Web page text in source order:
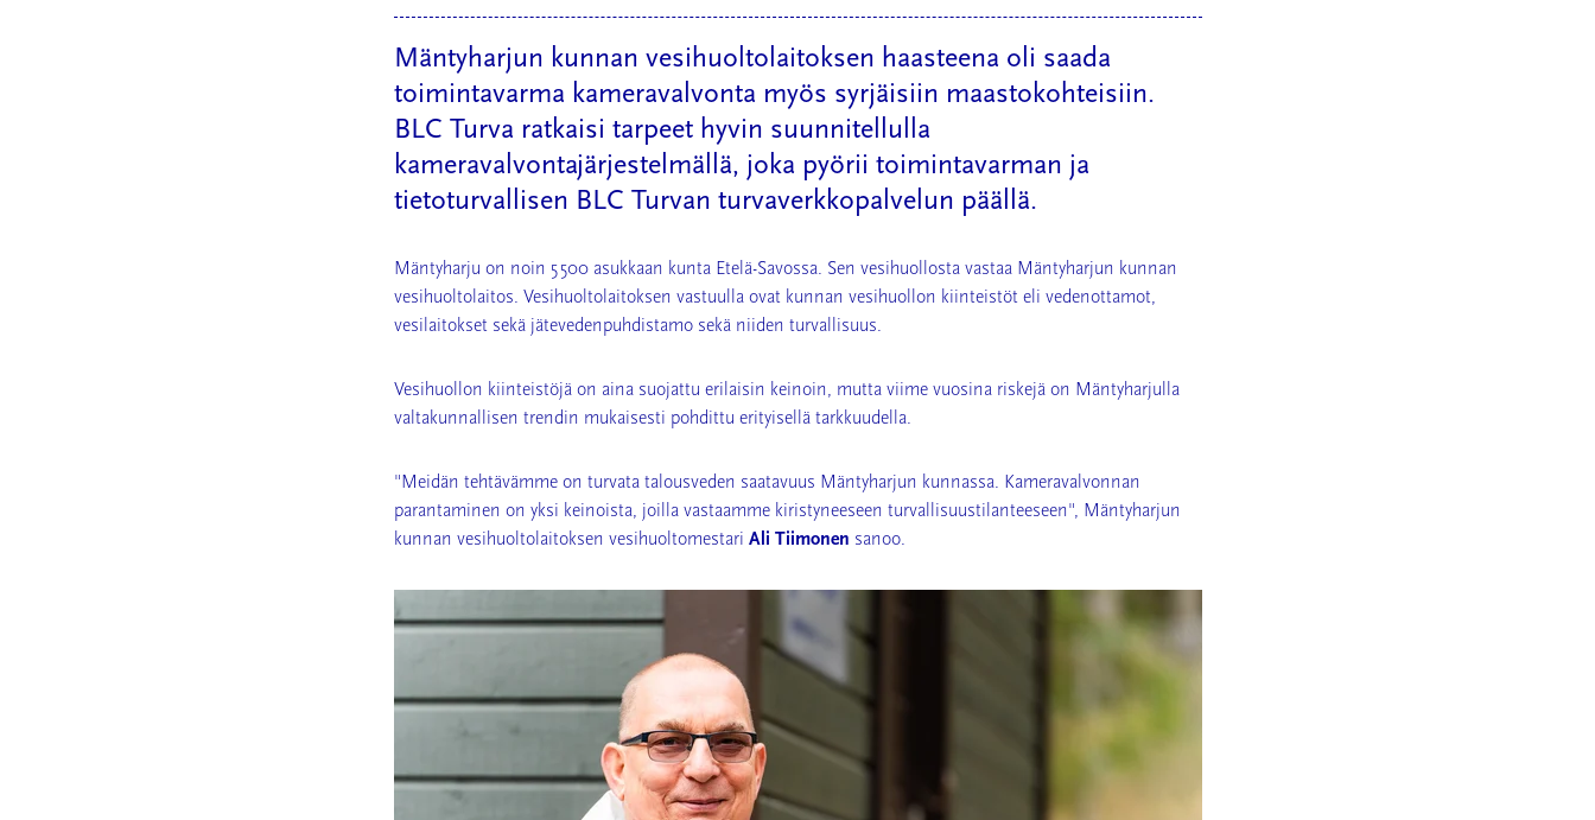
Mäntyharjun kunnan vesihuoltolaitoksen haasteena oli saada
toimintavarma kameravalvonta myös syrjäisiin maastokohteisiin.
BLC Turva ratkaisi tarpeet hyvin suunnitellulla
kameravalvontajärjestelmällä, joka pyörii toimintavarman ja
tietoturvallisen BLC Turvan turvaverkkopalvelun päällä.
Mäntyharju on noin 5 500 asukkaan kunta Etelä-Savossa. Sen vesihuollosta vastaa Mäntyharjun kunnan
vesihuoltolaitos. Vesihuoltolaitoksen vastuulla ovat kunnan vesihuollon kiinteistöt eli vedenottamot,
vesilaitokset sekä jätevedenpuhdistamo sekä niiden turvallisuus.
Vesihuollon kiinteistöjä on aina suojattu erilaisin keinoin, mutta viime vuosina riskejä on Mäntyharjulla
valtakunnallisen trendin mukaisesti pohdittu erityisellä tarkkuudella.
"Meidän tehtävämme on turvata talousveden saatavuus Mäntyharjun kunnassa. Kameravalvonnan
parantaminen on yksi keinoista, joilla vastaamme kiristyneeseen turvallisuustilanteeseen", Mäntyharjun
kunnan vesihuoltolaitoksen vesihuoltomestari Ali Tiimonen sanoo.